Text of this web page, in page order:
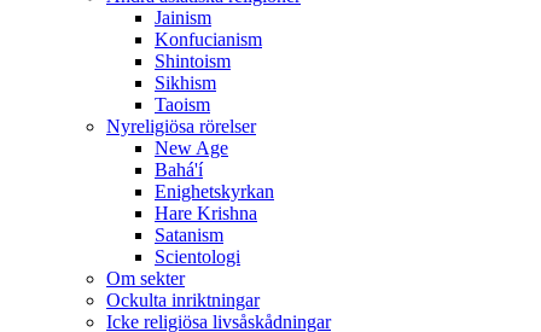
Jainism
Konfucianism
Shintoism
Sikhism
Taoism
Nyreligiösa rörelser
New Age
Bahá'í
Enighetskyrkan
Hare Krishna
Satanism
Scientologi
Om sekter
Ockulta inriktningar
Icke religiösa livsåskådningar